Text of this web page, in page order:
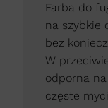
Farba do
na szybkie
bez
W
odporna
częste